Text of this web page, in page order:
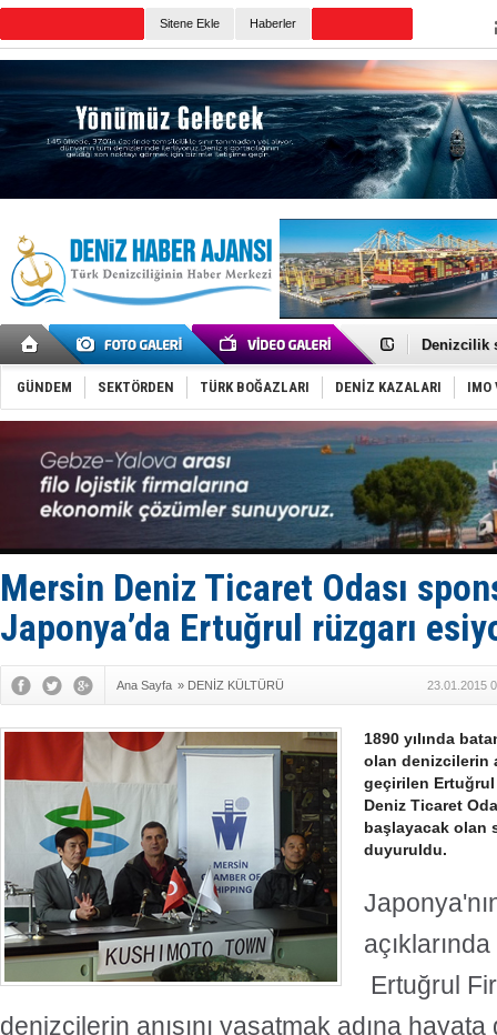
Sitene Ekle Haberler
Rusya,
Enejota
‘14.
Taksi
TÜRKLİM
SOCAR da
Dünyanın
Keşfedildi:
D-Marin,
GÜNDEM SEKTÖRDEN TÜRK BOĞAZLARI DENİZ KAZALARI IMO
Mersin Deniz Ticaret Odası
Japonya’da Ertuğrul rüzgarı
Ana Sayfa » DENİZ KÜLTÜRÜ 23.01.2015
1890 yılında
olan denizcilerin
geçirilen Ertuğrul
Deniz Ticaret
başlayacak olan
duyuruldu.
Ertuğrul
denizcilerin anısını yaşatmak adına